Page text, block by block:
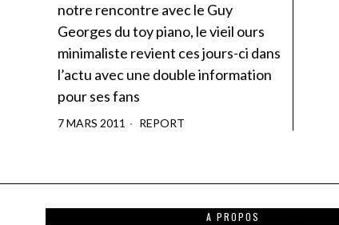
notre rencontre avec le Guy
Georges du toy piano, le vieil ours
minimaliste revient ces jours-ci dans
l’actu avec une double information
pour ses fans
7 MARS 2011 REPORT
A PROPOS